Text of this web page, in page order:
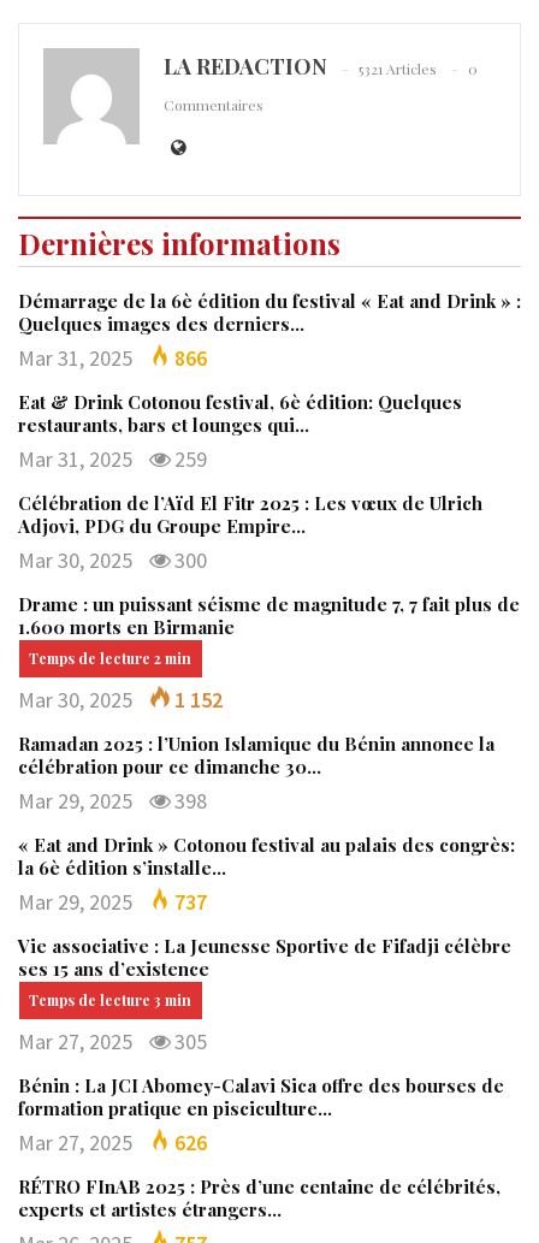
LA REDACTION 5321 Articles
0
Commentaires
Dernières informations
Démarrage de la 6è édition du festival « Eat and Drink » :
Quelques images des derniers…
Mar 31, 2025 866
Eat & Drink Cotonou festival, 6è édition: Quelques
restaurants, bars et lounges qui…
Mar 31, 2025 259
Célébration de l’Aïd El Fitr 2025 : Les vœux de Ulrich
Adjovi, PDG du Groupe Empire…
Mar 30, 2025 300
Drame : un puissant séisme de magnitude 7, 7 fait plus de
1.600 morts en Birmanie
Mar 30, 2025 1 152
Ramadan 2025 : l’Union Islamique du Bénin annonce la
célébration pour ce dimanche 30…
Mar 29, 2025 398
« Eat and Drink » Cotonou festival au palais des congrès:
la 6è édition s’installe…
Mar 29, 2025 737
Vie associative : La Jeunesse Sportive de Fifadji célèbre
ses 15 ans d’existence
Mar 27, 2025 305
Bénin : La JCI Abomey-Calavi Sica offre des bourses de
formation pratique en pisciculture…
Mar 27, 2025 626
RÉTRO FInAB 2025 : Près d’une centaine de célébrités,
experts et artistes étrangers…